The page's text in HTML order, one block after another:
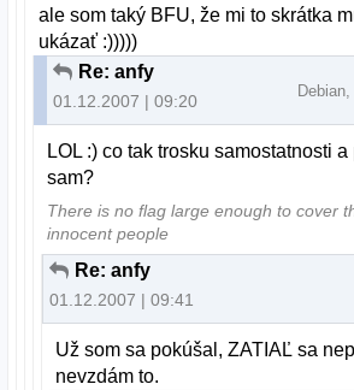
ale som taký BFU, že mi to skrátka
ukázať :)))))
Re: anfy
01.12.2007 | 09:20
LOL :) co tak trosku samostatnosti
sam?
There is no flag large enough to cover
innocent people
Re: anfy
01.12.2007 | 09:41
Už som sa pokúšal, ZATIAĽ sa
nevzdám to.